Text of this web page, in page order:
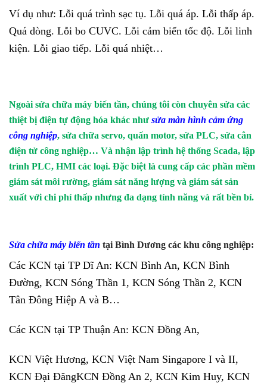
Ví dụ như: Lỗi quá trình sạc tụ. Lỗi quá áp. Lỗi thấp áp.
Quá dòng. Lỗi bo CUVC. Lỗi cảm biến tốc độ. Lỗi linh
kiện. Lỗi giao tiếp. Lỗi quá nhiệt…
Ngoài sửa chữa máy biến tần, chúng tôi còn chuyên sửa các
thiệt bị điện tự động hóa khác như sửa màn hình cảm ứng
công nghiệp, sửa chữa servo, quấn motor, sửa PLC, sửa cân
điện tử công nghiệp… Và nhận lập trình hệ thống Scada, lập
trình PLC, HMI các loại. Đặc biệt là cung cấp các phần mềm
giám sát môi rường, giám sát năng lượng và giám sát sản
xuất với chi phí thấp nhưng đa dạng tính năng và rất bền bỉ.
Sửa chữa máy biến tần tại Bình Dương các khu công nghiệp:
Các KCN tại TP Dĩ An: KCN Bình An, KCN Bình
Đường, KCN Sóng Thần 1, KCN Sóng Thần 2, KCN
Tân Đông Hiệp A và B…
Các KCN tại TP Thuận An: KCN Đồng An,
KCN Việt Hương, KCN Việt Nam Singapore I và II,
KCN Đại ĐăngKCN Đồng An 2, KCN Kim Huy, KCN